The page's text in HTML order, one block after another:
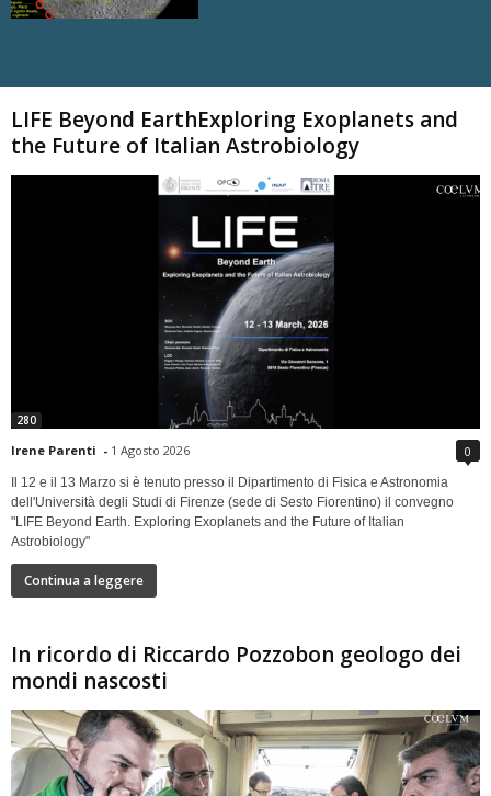
LIFE Beyond EarthExploring Exoplanets and
the Future of Italian Astrobiology
280
Irene Parenti - 1 Agosto 2026 0
Il 12 e il 13 Marzo si è tenuto presso il Dipartimento di Fisica e Astronomia
dell'Università degli Studi di Firenze (sede di Sesto Fiorentino) il convegno
"LIFE Beyond Earth. Exploring Exoplanets and the Future of Italian
Astrobiology"
Continua a leggere
In ricordo di Riccardo Pozzobon geologo dei
mondi nascosti